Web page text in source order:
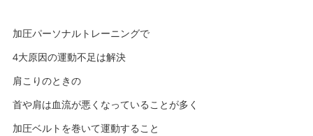
加圧パーソナルトレーニングで
4大原因の運動不足は解決
肩こりのときの
首や肩は血流が悪くなっていることが多く
加圧ベルトを巻いて運動すること